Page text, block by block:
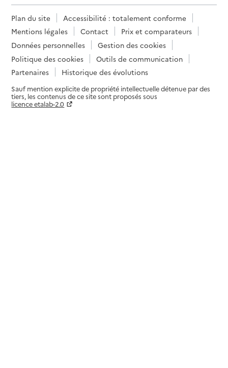
Plan du site
Accessibilité : totalement conforme
Mentions légales
Contact
Prix et comparateurs
Données personnelles
Gestion des cookies
Politique des cookies
Outils de communication
Partenaires
Historique des évolutions
Sauf mention explicite de propriété intellectuelle détenue par des
tiers, les contenus de ce site sont proposés sous
licence etalab-2.0